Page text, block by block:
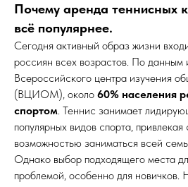
Почему аренда теннисных
всё популярнее.
Сегодня активный образ жизни
россиян всех возрастов. По данным
Всероссийского центра изучения
(ВЦИОМ), около 60% населения
спортом. Теннис занимает
популярных видов спорта,
возможностью заниматься всей
Однако выбор подходящего места
проблемой, особенно для новичков.